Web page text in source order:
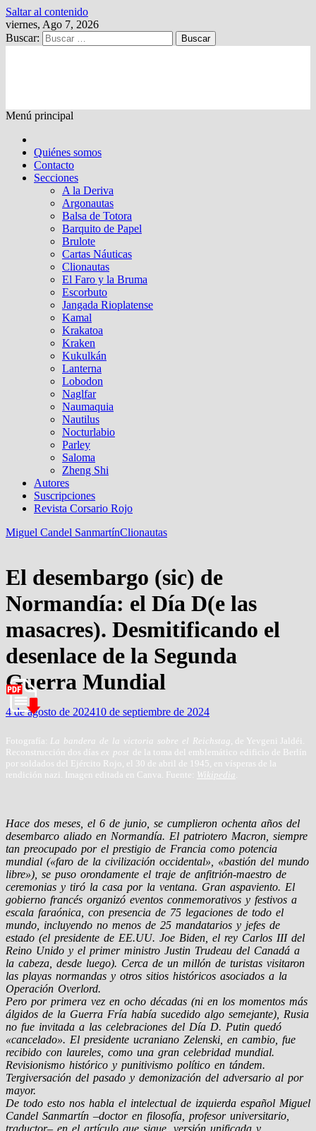
Saltar al contenido
viernes, Ago 7, 2026
Buscar:
Menú principal
Quiénes somos
Contacto
Secciones
A la Deriva
Argonautas
Balsa de Totora
Barquito de Papel
Brulote
Cartas Náuticas
Clionautas
El Faro y la Bruma
Escorbuto
Jangada Rioplatense
Kamal
Krakatoa
Kraken
Kukulkán
Lanterna
Lobodon
Naglfar
Naumaquia
Nautilus
Nocturlabio
Parley
Saloma
Zheng Shi
Autores
Suscripciones
Revista Corsario Rojo
Miguel Candel SanmartínClionautas
El desembargo (sic) de
Normandía: el Día D(e las
masacres). Desmitificando el
desenlace de la Segunda
Guerra Mundial
4 de agosto de 202410 de septiembre de 2024
Fotografía: La bandera de la victoria sobre el Reichstag, de Yevgeni Jaldéi.
Reconstrucción dos días ex post de la toma del emblemático edificio de Berlín
por soldados del Ejército Rojo, el 30 de abril de 1945, en vísperas de la
rendición nazi. Imagen editada en Canva. Fuente:
Wikipedia.
Hace dos meses, el 6 de junio, se cumplieron ochenta años del
desembarco aliado en Normandía. El patriotero Macron, siempre
tan preocupado por el prestigio de Francia como potencia
mundial («faro de la civilización occidental», «bastión del mundo
libre»), se puso orondamente el traje de anfitrión-maestro de
ceremonias y tiró la casa por la ventana. Gran aspaviento. El
gobierno francés organizó eventos conmemorativos y festivos a
escala faraónica, con presencia de 75 legaciones de todo el
mundo, incluyendo no menos de 25 mandatarios y jefes de
estado (el presidente de EE.UU. Joe Biden, el rey Carlos III del
Reino Unido y el primer ministro Justin Trudeau del Canadá a
la cabeza, desde luego). Cerca de un millón de turistas visitaron
las playas normandas y otros sitios históricos asociados a la
Operación Overlord.
Pero por primera vez en ocho décadas (ni en los momentos más
álgidos de la Guerra Fría había sucedido algo semejante), Rusia
no fue invitada a las celebraciones del Día D. Putin quedó
«cancelado». El presidente ucraniano Zelenski, en cambio, fue
recibido con laureles, como una gran celebridad mundial.
Revisionismo histórico y punitivismo político en tándem.
Tergiversación del pasado y demonización del adversario al por
mayor.
De todo esto nos habla el intelectual de izquierda español Miguel
Candel Sanmartín –doctor en filosofía, profesor universitario,